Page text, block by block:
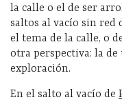
la calle o el de ser
saltos al vacío sin red
el tema de la calle, o
otra perspectiva: la
exploración.
En el salto al vacío de